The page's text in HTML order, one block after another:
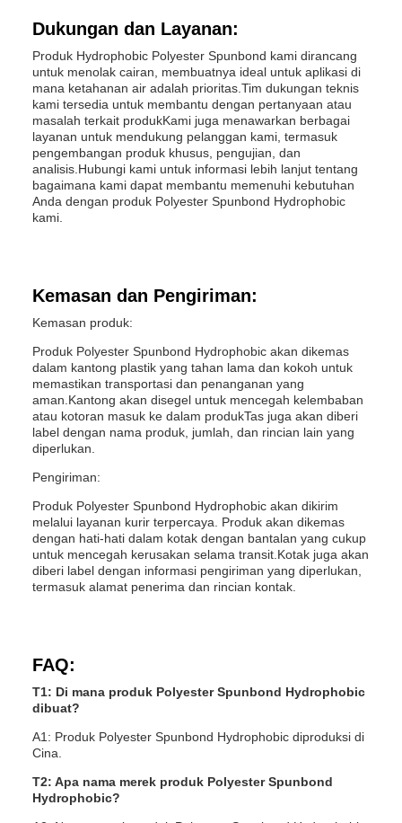
Dukungan dan Layanan:
Produk Hydrophobic Polyester Spunbond kami dirancang
untuk menolak cairan, membuatnya ideal untuk aplikasi di
mana ketahanan air adalah prioritas.Tim dukungan teknis
kami tersedia untuk membantu dengan pertanyaan atau
masalah terkait produkKami juga menawarkan berbagai
layanan untuk mendukung pelanggan kami, termasuk
pengembangan produk khusus, pengujian, dan
analisis.Hubungi kami untuk informasi lebih lanjut tentang
bagaimana kami dapat membantu memenuhi kebutuhan
Anda dengan produk Polyester Spunbond Hydrophobic
kami.
Kemasan dan Pengiriman:
Kemasan produk:
Produk Polyester Spunbond Hydrophobic akan dikemas
dalam kantong plastik yang tahan lama dan kokoh untuk
memastikan transportasi dan penanganan yang
aman.Kantong akan disegel untuk mencegah kelembaban
atau kotoran masuk ke dalam produkTas juga akan diberi
label dengan nama produk, jumlah, dan rincian lain yang
diperlukan.
Pengiriman:
Produk Polyester Spunbond Hydrophobic akan dikirim
melalui layanan kurir terpercaya. Produk akan dikemas
dengan hati-hati dalam kotak dengan bantalan yang cukup
untuk mencegah kerusakan selama transit.Kotak juga akan
diberi label dengan informasi pengiriman yang diperlukan,
termasuk alamat penerima dan rincian kontak.
FAQ:
T1: Di mana produk Polyester Spunbond Hydrophobic
dibuat?
A1: Produk Polyester Spunbond Hydrophobic diproduksi di
Cina.
T2: Apa nama merek produk Polyester Spunbond
Hydrophobic?